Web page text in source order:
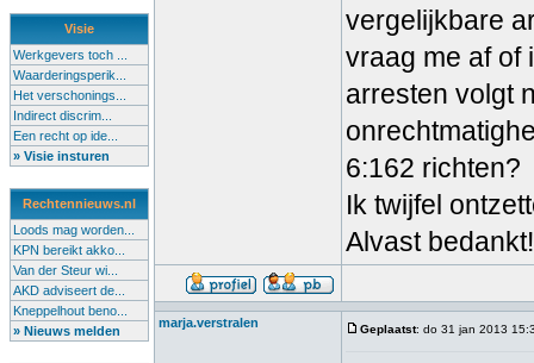
Visie
Werkgevers toch ...
Waarderingsperik...
Het verschonings...
Indirect discrim...
Een recht op ide...
» Visie insturen
Rechtennieuws.nl
Loods mag worden...
KPN bereikt akko...
Van der Steur wi...
AKD adviseert de...
Kneppelhout beno...
» Nieuws melden
vergelijkbare
vraag me af of
arresten volgt
6:162 richten?
Ik twijfel
Alvast bedankt!
marja.verstralen Geplaatst: do 31 jan 2013